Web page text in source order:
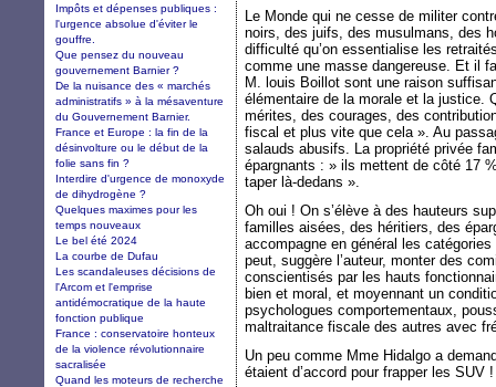
Le Monde qui ne cesse de militer
noirs, des juifs, des musulmans, des
difficulté qu’on essentialise les
comme une masse dangereuse. Et il
M. louis Boillot sont une raison
élémentaire de la morale et la justice.
mérites, des courages, des
fiscal et plus vite que cela ». Au
salauds abusifs. La propriété privée
épargnants : » ils mettent de côté 17
taper là-dedans ».
Oh oui ! On s’élève à des hauteurs
familles aisées, des héritiers, des
accompagne en général les
peut, suggère l’auteur, monter des
conscientisés par les hauts
bien et moral, et moyennant un
psychologues comportementaux,
maltraitance fiscale des autres avec
Un peu comme Mme Hidalgo a
étaient d’accord pour frapper les SUV !
Impôts et dépenses publiques :
l'urgence absolue d'éviter le
gouffre.
Que pensez du nouveau
gouvernement Barnier ?
De la nuisance des « marchés
administratifs » à la mésaventure
du Gouvernement Barnier.
France et Europe : la fin de la
désinvolture ou le début de la
folie sans fin ?
Interdire d'urgence de monoxyde
de dihydrogène ?
Quelques maximes pour les
temps nouveaux
Le bel été 2024
La courbe de Dufau
Les scandaleuses décisions de
l'Arcom et l'emprise
antidémocratique de la haute
fonction publique
France : conservatoire honteux
de la violence révolutionnaire
sacralisée
Quand les moteurs de recherche